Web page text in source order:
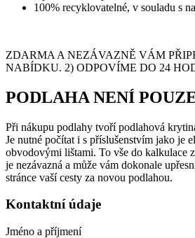
100% recyklovatelné, v souladu s
ZDARMA A NEZÁVAZNĚ VÁM
NABÍDKU. 2) ODPOVÍME DO 24
PODLAHA NENÍ
Při nákupu podlahy tvoří podlahová
Je nutné počítat i s příslušenstvím jako je
obvodovými lištami. To vše do kalkulace
je nezávazná a může vám dokonale
stránce vaší cesty za novou podlahou.
Kontaktní údaje
Jméno a příjmení